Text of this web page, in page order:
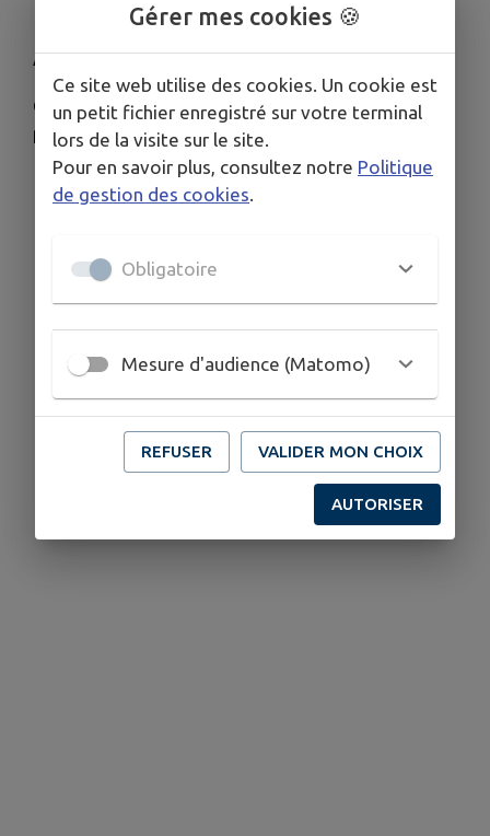
Atelier écriture avec Louison
Créer un univers, inventer un conte… laissez
parler votre plume.
Gérer mes cookies 🍪
Ce site web utilise des cookies. Un cookie est
un petit fichier enregistré sur votre terminal
lors de la visite sur le site.
Pour en savoir plus, consultez notre Politique
de gestion des cookies
Obligatoire
Mesure d'audience (Matomo)
REFUSER VALIDER MON CHOIX
AUTORISER